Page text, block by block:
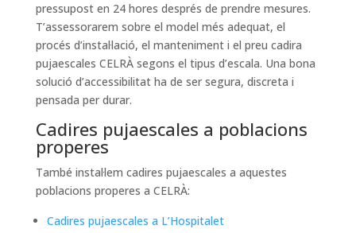
pressupost en 24 hores després de prendre mesures.
T’assessorarem sobre el model més adequat, el
procés d’instal·lació, el manteniment i el preu cadira
pujaescales CELRÀ segons el tipus d’escala. Una bona
solució d’accessibilitat ha de ser segura, discreta i
pensada per durar.
Cadires pujaescales a poblacions
properes
També instal·lem cadires pujaescales a aquestes
poblacions properes a CELRÀ:
Cadires pujaescales a L’Hospitalet